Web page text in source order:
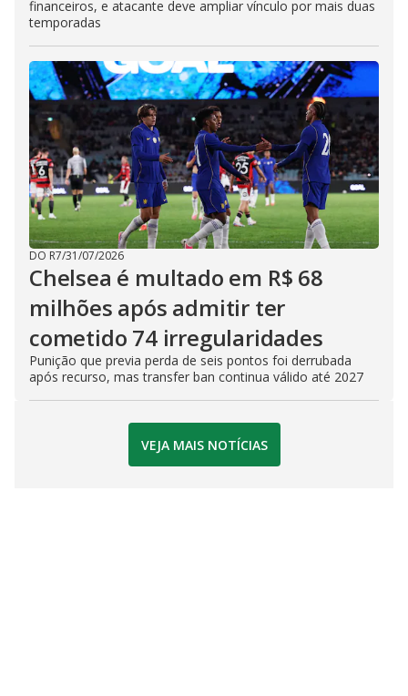
financeiros, e atacante deve ampliar vínculo por mais duas
temporadas
DO R7/31/07/2026
Chelsea é multado em R$ 68
milhões após admitir ter
cometido 74 irregularidades
Punição que previa perda de seis pontos foi derrubada
após recurso, mas transfer ban continua válido até 2027
VEJA MAIS NOTÍCIAS